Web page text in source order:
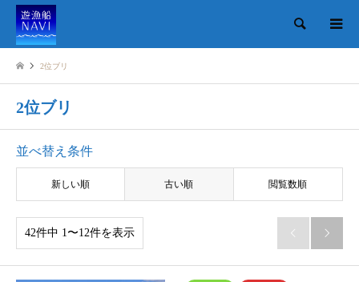
検索
2位ブリ
2位ブリ
並べ替え条件
新しい順 古い順 閲覧数順
42件中 1〜12件を表示  